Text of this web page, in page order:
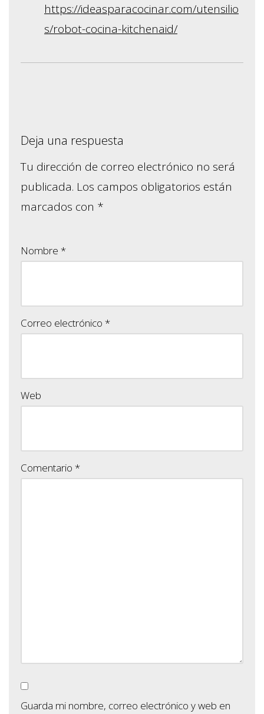
https://ideasparacocinar.com/utensilio
s/robot-cocina-kitchenaid/
Deja una respuesta
Tu dirección de correo electrónico no será
publicada. Los campos obligatorios están
marcados con *
Nombre *
Correo electrónico *
Web
Comentario *
Guarda mi nombre, correo electrónico y web en